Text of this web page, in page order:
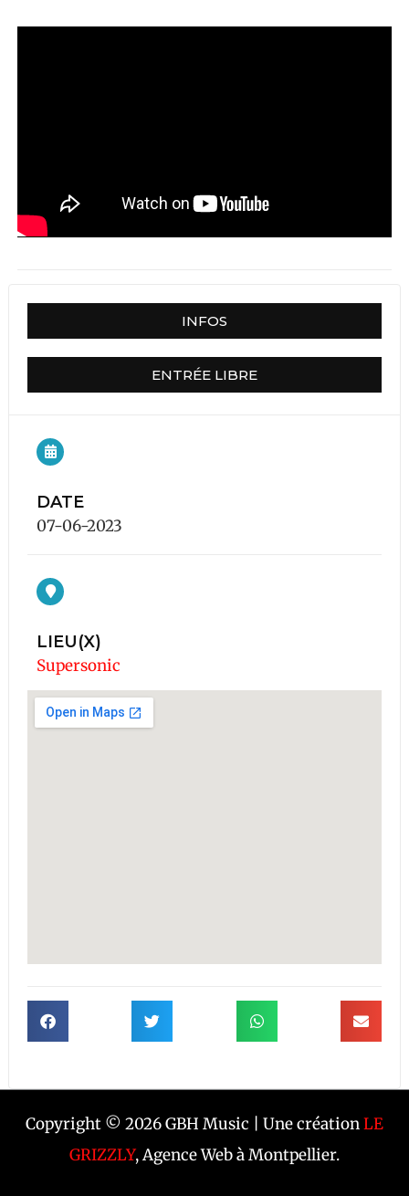
INFOS
ENTRÉE LIBRE
DATE
07-06-2023
LIEU(X)
Supersonic
Copyright © 2026 GBH Music | Une créationLE
GRIZZLY, Agence Web à Montpellier.